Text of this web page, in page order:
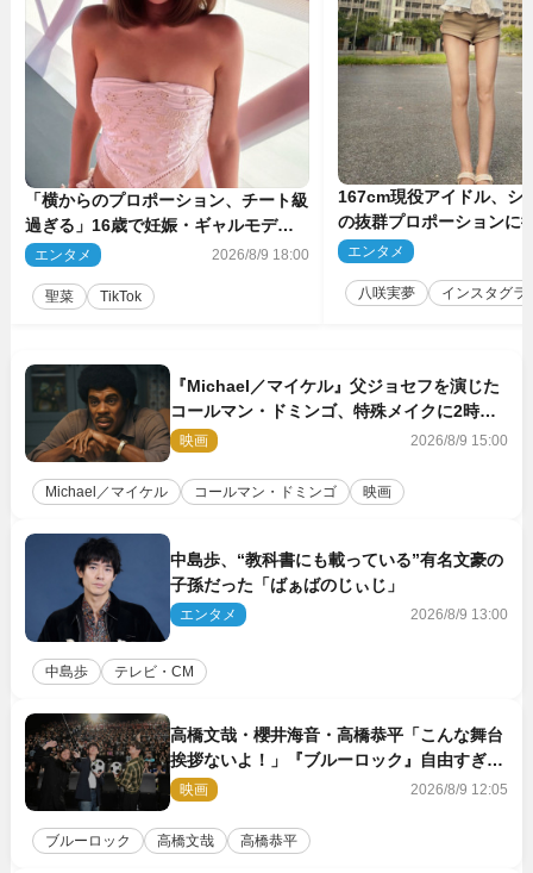
「横からのプロポーション、チート級
過ぎる」16歳で妊娠・ギャルモデ
ル、最新投稿にネット衝撃「美しすぎ
エンタメ 2026/8/9 18:00
聖菜 TikTok
167cm現役アイドル、シ
の抜群プロポーションに
ぎる」
エンタメ
八咲実夢 インスタグラ
『Michael／マイケル』父ジョセフを演じた
コールマン・ドミンゴ、特殊メイクに2時間
半かかっていた
映画 2026/8/9 15:00
Michael／マイケル コールマン・ドミンゴ 映画
中島歩、“教科書にも載っている”有名文豪の
子孫だった「ばぁばのじぃじ」
エンタメ 2026/8/9 13:00
中島歩 テレビ・CM
高橋文哉・櫻井海音・高橋恭平「こんな舞台
挨拶ないよ！」『ブルーロック』自由すぎる
イベントレポート
映画 2026/8/9 12:05
ブルーロック 高橋文哉 高橋恭平